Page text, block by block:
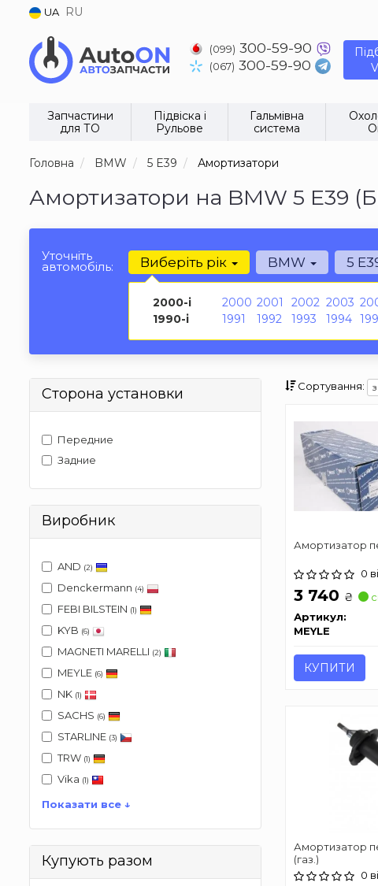
UA RU
(099) 300-59-90
(067) 300-59-90
Запчастини
для ТО
Підвіска і
Рульове
Гальмівна
система
Головна BMW 5 E39 Амортизатори
Амортизатори на BMW 5 E39
Уточніть
автомобіль: Виберіть рік
2000-і 2000 2001 2002 2003
1990-і
1991 1992 1993 1994
BMW 5
Сторона установки
Передние
Задние
Виробник
AND (2)
Denckermann (4)
FEBI BILSTEIN (1)
KYB (6)
MAGNETI MARELLI (2)
MEYLE (6)
NK (1)
SACHS (6)
STARLINE (3)
TRW (1)
Vika (1)
Показати все ↓
Купують разом
Сортування:
Амортизатор
0
3 740 ₴
Артикул:
MEYLE
КУПИТИ
Амортизатор
(газ.)
0